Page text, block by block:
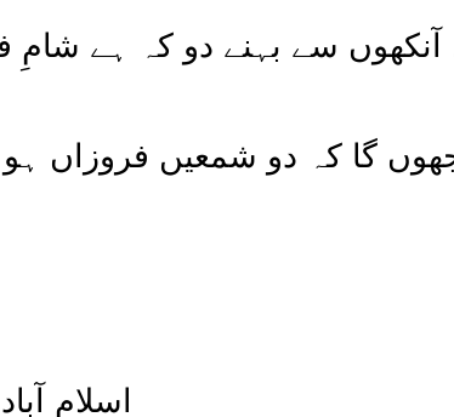
آنکھوں سے بہنے دو کہ ہے شامِ
گا کہ دو شمعیں فروزاں ہو
اسلام آباد،